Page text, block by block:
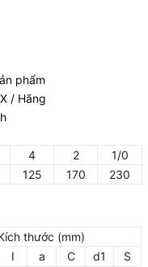
phẩm
/ Hãng
4 2
1/0
125 170 230
thước (mm)
I a C d1
S